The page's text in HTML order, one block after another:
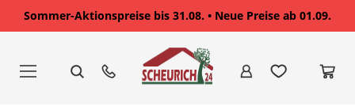
Sommer-Aktionspreise bis 31.08. • Neue Preise ab 01.09.
springen